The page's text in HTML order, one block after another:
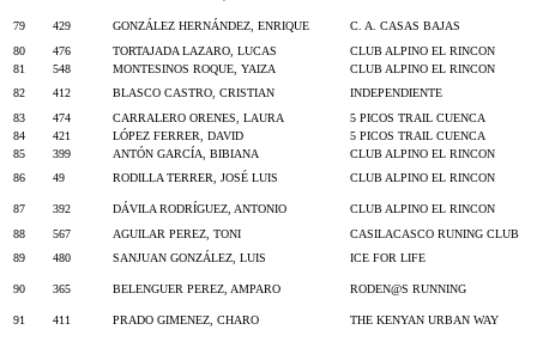
79 429 GONZÁLEZ HERNÁNDEZ, ENRIQUE
C. A. CASAS BAJAS
80
476 TORTAJADA LAZARO, LUCAS
CLUB ALPINO EL RINCON
81
548 MONTESINOS ROQUE, YAIZA
CLUB ALPINO EL RINCON
82
412 BLASCO CASTRO, CRISTIAN
INDEPENDIENTE
83
474 CARRALERO ORENES, LAURA
5 PICOS TRAIL CUENCA
84
421 LÓPEZ FERRER, DAVID
5 PICOS TRAIL CUENCA
85
399 ANTÓN GARCÍA, BIBIANA
CLUB ALPINO EL RINCON
86
49 RODILLA TERRER, JOSÉ LUIS CLUB ALPINO EL RINCON
87 392 DÁVILA RODRÍGUEZ, ANTONIO
CLUB ALPINO EL RINCON
88
567 AGUILAR PEREZ, TONI
CASILACASCO RUNING CLUB
89
480 SANJUAN GONZÁLEZ, LUIS ICE FOR LIFE
90 365 BELENGUER PEREZ, AMPARO RODEN@S RUNNING
91 411 PRADO GIMENEZ, CHARO THE KENYAN URBAN WAY